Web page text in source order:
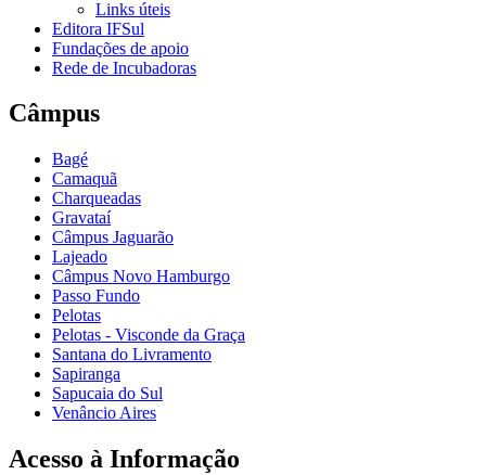
Links úteis
Editora IFSul
Fundações de apoio
Rede de Incubadoras
Câmpus
Bagé
Camaquã
Charqueadas
Gravataí
Câmpus Jaguarão
Lajeado
Câmpus Novo Hamburgo
Passo Fundo
Pelotas
Pelotas - Visconde da Graça
Santana do Livramento
Sapiranga
Sapucaia do Sul
Venâncio Aires
Acesso à Informação